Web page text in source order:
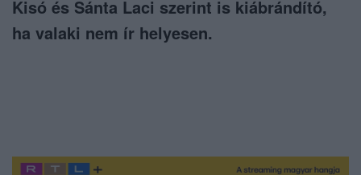
Kisó és Sánta Laci szerint is kiábrándító,
ha valaki nem ír helyesen.